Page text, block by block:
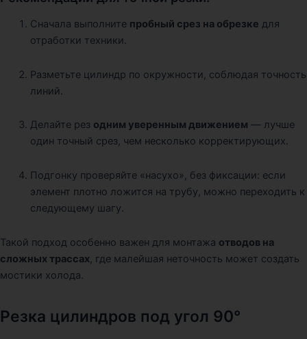
Сначала выполните пробный срез на обрезке для
отработки техники.
Разметьте цилиндр по окружности, соблюдая точность
линий.
Делайте рез одним уверенным движением — лучше
один точный срез, чем несколько корректирующих.
Подгонку проверяйте «насухо», без фиксации: если
элемент плотно ложится на трубу, можно переходить к
следующему шагу.
Такой подход особенно важен для монтажа отводов на
сложных трассах , где малейшая неточность может создать
мостики холода.
Резка цилиндров под угол 90°